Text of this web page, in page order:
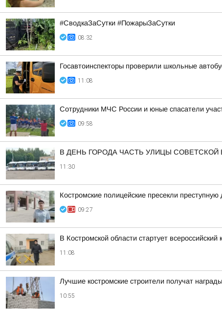
#СводкаЗаСутки #ПожарыЗаСутки
08:32
Госавтоинспекторы проверили школьные
11:08
Сотрудники МЧС России и юные спасатели
09:58
В ДЕНЬ ГОРОДА ЧАСТЬ УЛИЦЫ
11:30
Костромские полицейские пресекли
09:27
В Костромской области стартует
11:08
Лучшие костромские строители получат
10:55